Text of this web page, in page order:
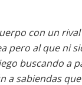
con un
pero al que ni
buscando a
a sabiendas